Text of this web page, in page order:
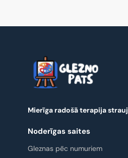
Mierīga radošā terapija
Noderīgas saites
Gleznas pēc numuriem